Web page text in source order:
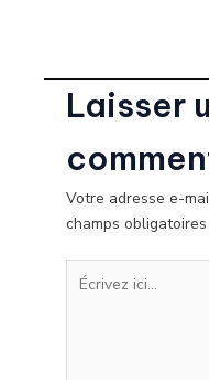
Laisser
Votre adresse e-
champs
Écrivez
ici…